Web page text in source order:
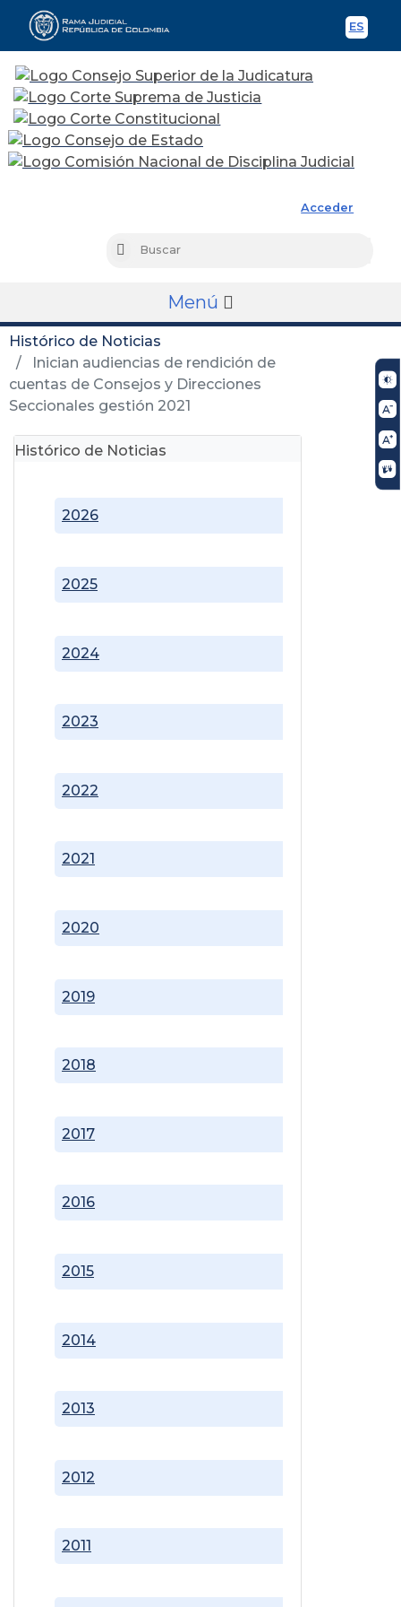
ES
Acceder
Buscar
Menú
Histórico de Noticias
Inician audiencias de rendición de
cuentas de Consejos y Direcciones
Seccionales gestión 2021
Histórico de Noticias
2011
2012
2013
2014
2015
2016
2017
2018
2019
2020
2021
2022
2023
2024
2025
2026